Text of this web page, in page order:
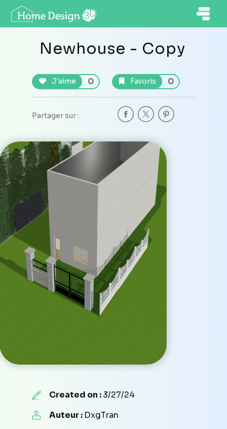
Newhouse - Copy
J'aime 0 Favoris 0
Partager sur :
Created on :3/27/24
Auteur : DxgTran